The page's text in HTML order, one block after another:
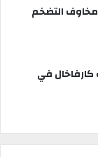
التضخم
كارفاخال في